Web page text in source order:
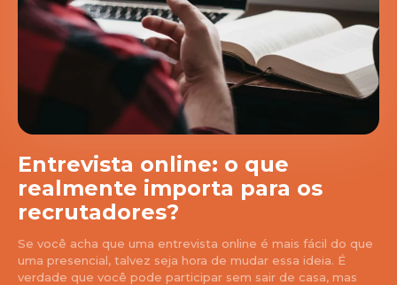
Entrevista online: o que
realmente importa para os
recrutadores?
Se você acha que uma entrevista online é mais fácil do que
uma presencial, talvez seja hora de mudar essa ideia. É
verdade que você pode participar sem sair de casa, mas